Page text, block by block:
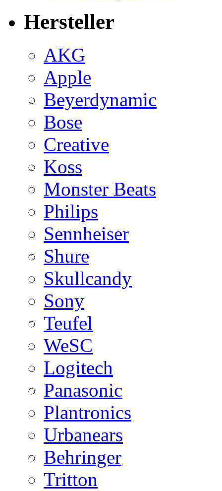
Hersteller
AKG
Apple
Beyerdynamic
Bose
Creative
Koss
Monster Beats
Philips
Sennheiser
Shure
Skullcandy
Sony
Teufel
WeSC
Logitech
Panasonic
Plantronics
Urbanears
Behringer
Tritton